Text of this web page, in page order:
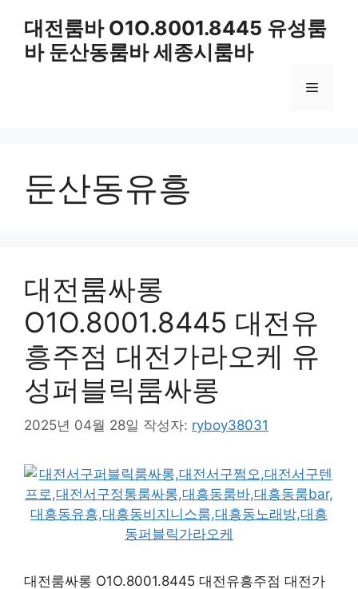
대전룸바 O1O.8001.8445 유성룸
바 둔산동룸바 세종시룸바
메
둔산동유흥
대전룸싸롱
O1O.8001.8445 대전유
흥주점 대전가라오케 유
성퍼블릭룸싸롱
2025년 04월 28일 작성자: ryboy38031
대전룸싸롱 O1O.8001.8445 대전유흥주점 대전가